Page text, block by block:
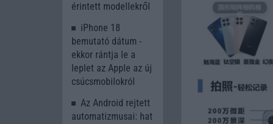
érintett modellekről
iPhone 18
bemutató dátum -
ekkor rántja le a
leplet az Apple az új
csúcsmobilokról
Az Android rejtett
automatizmusai: hat